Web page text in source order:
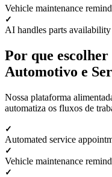
Vehicle maintenance
AI handles parts availability
Por que
Automotivo e
Nossa plataforma
automatiza os fluxos de
Automated service
Vehicle maintenance